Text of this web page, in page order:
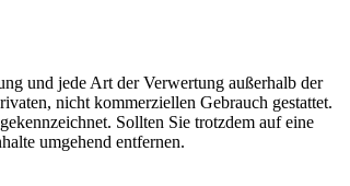
und jede Art der Verwertung außerhalb der
nicht kommerziellen Gebrauch gestattet.
Sollten Sie trotzdem auf eine
umgehend entfernen.